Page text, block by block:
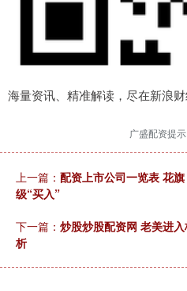
海量资讯、精准解读，尽在新浪
广盛配资提
上一篇： 配资上市公司一览表 花
级“买入”
下一篇： 炒股炒股配资网 老美进
析